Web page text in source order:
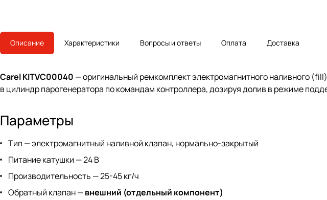
Описание Характеристики Вопросы и ответы Оплата Доставка
Carel KITVC00040 — оригинальный ремкомплект электромагнитного наливного
в цилиндр парогенератора по командам контроллера, дозируя долив в режиме
Параметры
Тип — электромагнитный наливной клапан, нормально-закрытый
Питание катушки — 24 В
Производительность — 25-45 кг/ч
Обратный клапан —внешний (отдельный компонент)